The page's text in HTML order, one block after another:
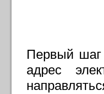
Первый
адрес